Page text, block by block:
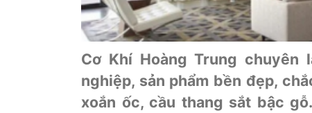
Cơ Khí Hoàng Trung
nghiệp, sản phẩm bền đẹp,
xoắn ốc, cầu thang sắt bậc